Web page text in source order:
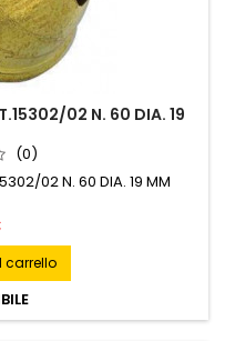
02 N. 60 DIA. 19
(0)
02 N. 60 DIA. 19 MM
carrello